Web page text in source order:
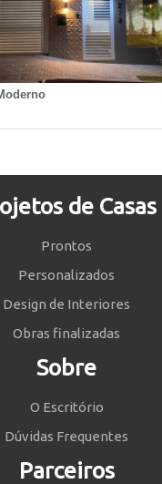
de Casas
Prontos
Personalizados
Design de Interiores
Obras finalizadas
Sobre
O Escritório
Dúvidas Frequentes
Parceiros